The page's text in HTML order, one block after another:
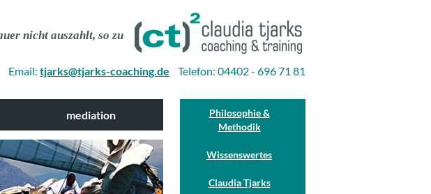
nicht auszahlt, so zu
Email: tjarks@tjarks-coaching.de Telefon: 04402 - 696 71 81
Philosophie &
Methodik
Wissenswertes
Claudia Tjarks
mediation